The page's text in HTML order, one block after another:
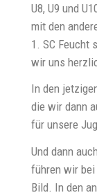
U8, U9 und
mit den
1. SC Feucht
wir uns
In den
die wir dann
für unsere
Und dann
führen wir bei
Bild. In den